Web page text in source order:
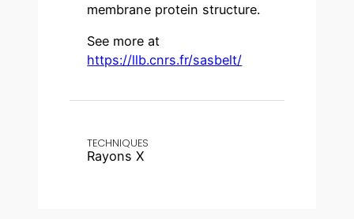
TECHNIQUES
Rayons X
membrane protein structure.
See more at
https://llb.cnrs.fr/sasbelt/